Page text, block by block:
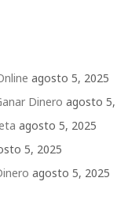
agosto 5, 2025
Dinero agosto 5,
agosto 5, 2025
5, 2025
agosto 5, 2025